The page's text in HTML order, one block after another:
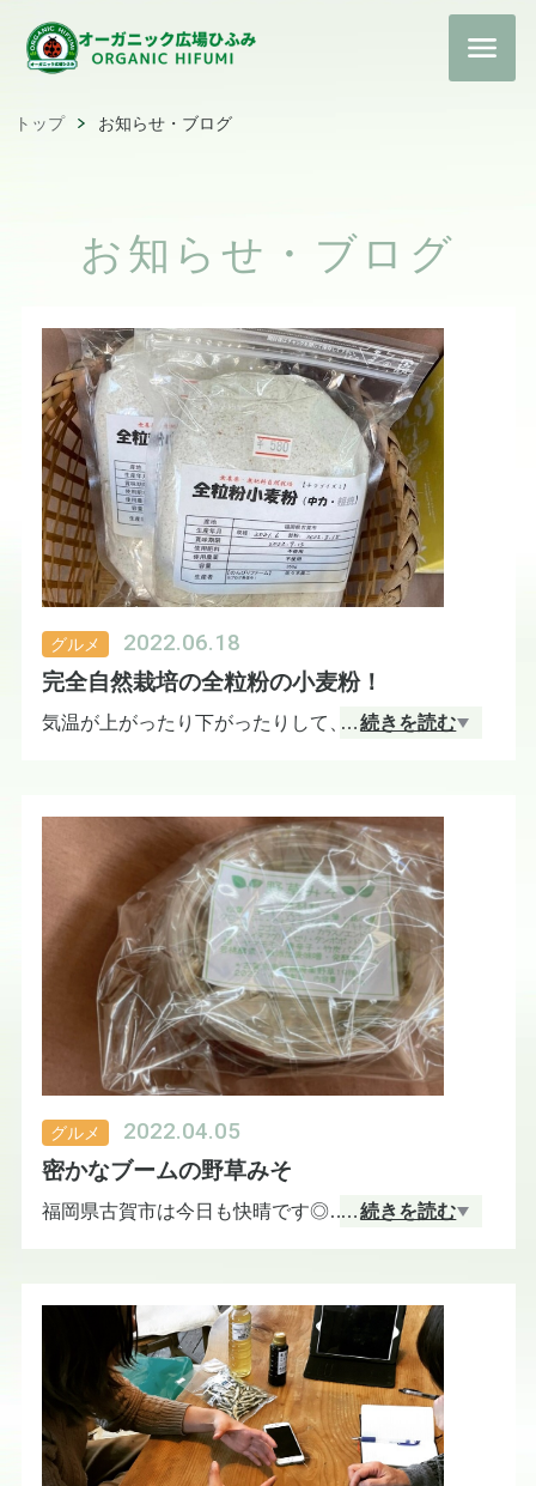
トップ お知らせ・ブログ
お知らせ・ブログ
グルメ 2022.06.18
完全自然栽培の全粒粉の小麦粉！
気温が上がったり下がったりして、体調管理に気を
福岡県古賀市は明日はまとまった雨予報となってい
ます。おうちでゆっくりお菓子作りなんて良さそう
ですね♪
そんな時におすすめなのがこちら
なんと完全自然栽培の全粒粉の小麦粉です。
小麦をまるごと粉状にしているので茶褐色です。こ
こに表皮、胚芽、胚乳全てが含まれているため、香
ばしい風味と、ざくっとした歯応えが楽しめます♪
全粒粉自体、小麦粉に比べて流通が少ないのでなか
…続きを読む
グルメ 2022.04.05
密かなブームの野草みそ
福岡県古賀市は今日も快晴です◎
ー！ぜひ空を見上げてみてください♪
多くの学校が明日始業式のようですね。春休み最終
日、いかがお過ごしでしょうか♪
…続きを読む